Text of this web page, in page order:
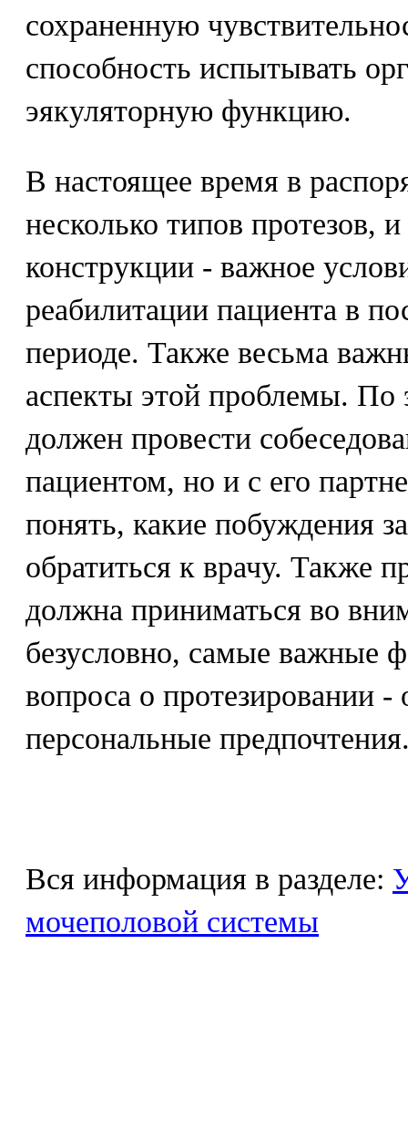
сохраненную
способность испытывать
эякуляторную функцию.
В настоящее время в
несколько типов протезов,
конструкции - важное
реабилитации пациента в
периоде. Также весьма
аспекты этой проблемы. По
должен провести
пациентом, но и с его
понять, какие побуждения
обратиться к врачу. Также
должна приниматься во
безусловно, самые важные
вопроса о протезировании -
персональные
Вся информация в разделе:
мочеполовой системы